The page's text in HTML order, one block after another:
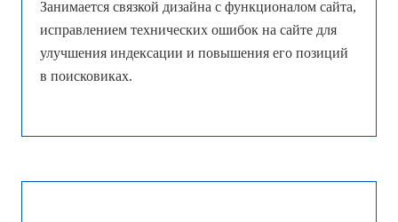
Занимается связкой дизайна с функционалом сайта,
исправлением технических ошибок на сайте для
улучшения индексации и повышения его позиций
в поисковиках.